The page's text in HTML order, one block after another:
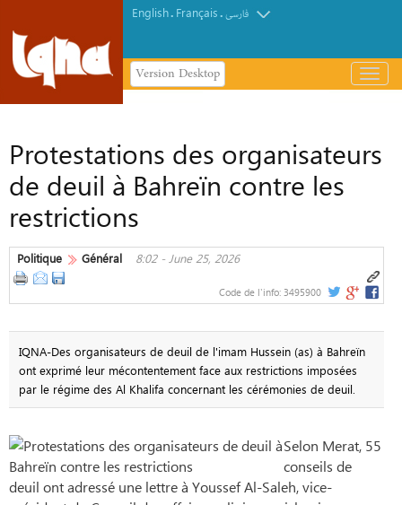
English. Français.فارسی
Version Desktop
باز
و
منو
Protestations des organisateurs
de deuil à Bahreïn contre les
restrictions
Politique Général 8:02 - June 25, 2026
Code de l'info: 3495900
IQNA-Des organisateurs de deuil de l'imam Hussein (as) à Bahreïn
ont exprimé leur mécontentement face aux restrictions imposées
par le régime des Al Khalifa concernant les cérémonies de deuil.
Selon Merat, 55
conseils de
deuil ont adressé une lettre à Youssef Al-Saleh, vice-